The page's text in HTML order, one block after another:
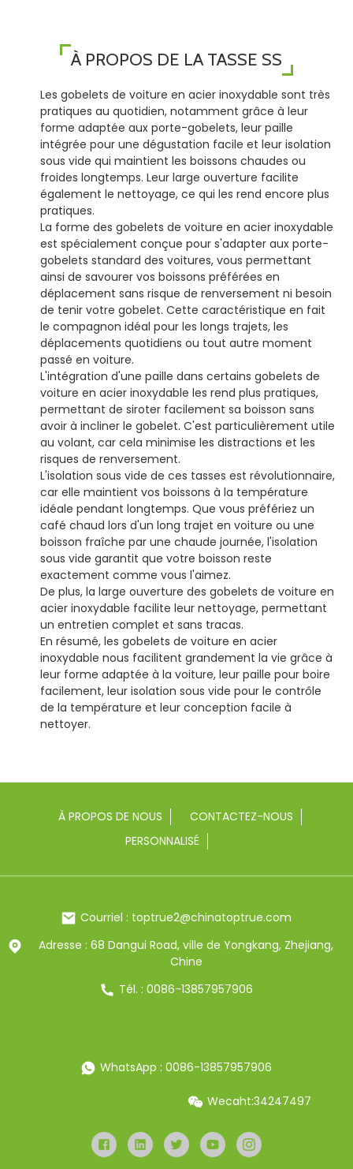
À PROPOS DE LA TASSE SS
Les gobelets de voiture en acier inoxydable sont très
pratiques au quotidien, notamment grâce à leur
forme adaptée aux porte-gobelets, leur paille
intégrée pour une dégustation facile et leur isolation
sous vide qui maintient les boissons chaudes ou
froides longtemps. Leur large ouverture facilite
également le nettoyage, ce qui les rend encore plus
pratiques.
La forme des gobelets de voiture en acier inoxydable
est spécialement conçue pour s'adapter aux porte-
gobelets standard des voitures, vous permettant
ainsi de savourer vos boissons préférées en
déplacement sans risque de renversement ni besoin
de tenir votre gobelet. Cette caractéristique en fait
le compagnon idéal pour les longs trajets, les
déplacements quotidiens ou tout autre moment
passé en voiture.
L'intégration d'une paille dans certains gobelets de
voiture en acier inoxydable les rend plus pratiques,
permettant de siroter facilement sa boisson sans
avoir à incliner le gobelet. C'est particulièrement utile
au volant, car cela minimise les distractions et les
risques de renversement.
L'isolation sous vide de ces tasses est révolutionnaire,
car elle maintient vos boissons à la température
idéale pendant longtemps. Que vous préfériez un
café chaud lors d'un long trajet en voiture ou une
boisson fraîche par une chaude journée, l'isolation
sous vide garantit que votre boisson reste
exactement comme vous l'aimez.
De plus, la large ouverture des gobelets de voiture en
acier inoxydable facilite leur nettoyage, permettant
un entretien complet et sans tracas.
En résumé, les gobelets de voiture en acier
inoxydable nous facilitent grandement la vie grâce à
leur forme adaptée à la voiture, leur paille pour boire
facilement, leur isolation sous vide pour le contrôle
de la température et leur conception facile à
nettoyer.
À PROPOS DE NOUS
CONTACTEZ-NOUS
PERSONNALISÉ
Courriel : toptrue2@chinatoptrue.com
Adresse : 68 Dangui Road, ville de Yongkang, Zhejiang,
Chine
Tél. : 0086-13857957906
WhatsApp : 0086-13857957906
Wecaht:34247497